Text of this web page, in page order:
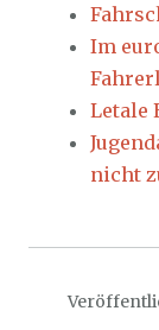
Im
Letale
nicht